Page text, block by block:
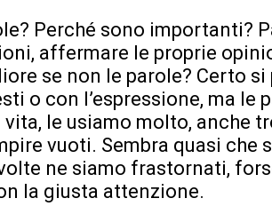
Perché sono importanti?
affermare le proprie
se non le parole? Certo si
o con l’espressione, ma le
le usiamo molto, anche
vuoti. Sembra quasi che
ne siamo frastornati,
la giusta attenzione.